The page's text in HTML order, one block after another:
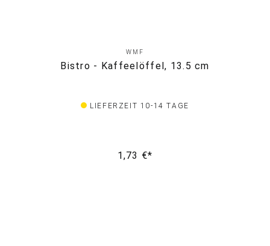
WMF
Bistro - Kaffeelöffel, 13.5 cm
LIEFERZEIT 10-14 TAGE
1,73 €*